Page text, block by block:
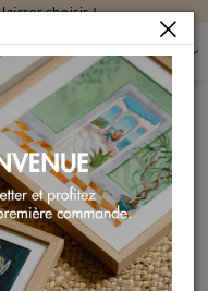
choisir !
PETIT FORMAT
Pop-art Icones Pop